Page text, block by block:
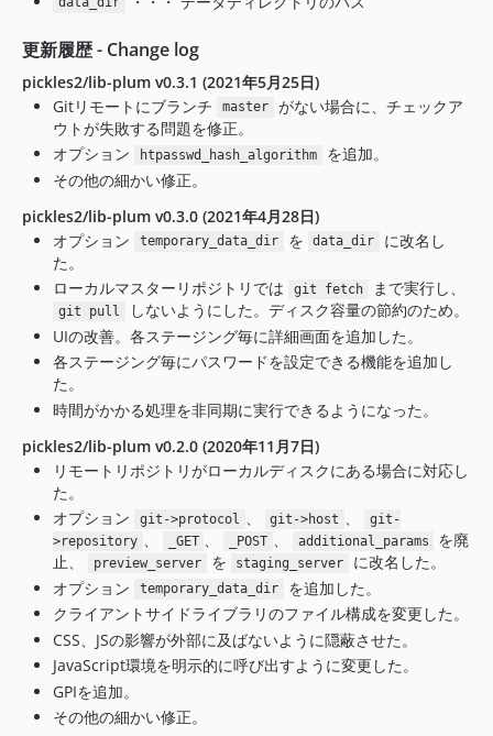
更新履歴 - Change log
pickles2/lib-plum v0.3.1 (2021年5月25日)
Gitリモートにブランチ
master
がない場合に、チェックア
ウトが失敗する問題を修正。
オプション
htpasswd_hash_algorithm
を追加。
その他の細かい修正。
pickles2/lib-plum v0.3.0 (2021年4月28日)
オプション
temporary_data_dir を data_dir
に改名し
た。
ローカルマスターリポジトリでは
git fetch まで実行し、
git pull
しないようにした。ディスク容量の節約のため。
UIの改善。各ステージング毎に詳細画面を追加した。
各ステージング毎にパスワードを設定できる機能を追加し
た。
時間がかかる処理を非同期に実行できるようになった。
pickles2/lib-plum v0.2.0 (2020年11月7日)
リモートリポジトリがローカルディスクにある場合に対応し
た。
オプション
git->protocol 、 git->host 、
git-
>repository 、 _GET 、 _POST 、 additional_params
を廃
止、
preview_server を staging_server
に改名した。
オプション
temporary_data_dir
を追加した。
クライアントサイドライブラリのファイル構成を変更した。
CSS、JSの影響が外部に及ばないように隠蔽させた。
JavaScript環境を明示的に呼び出すように変更した。
GPIを追加。
その他の細かい修正。